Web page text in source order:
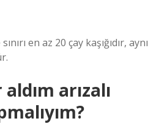
en az 20 çay kaşığıdır, aynı
arızalı